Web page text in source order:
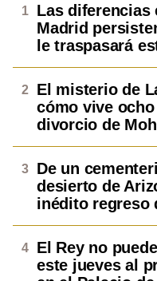
Las diferencias
Madrid
le traspasará
El misterio de
cómo vive
divorcio de
De un
desierto de
inédito regreso
El Rey no
este jueves al